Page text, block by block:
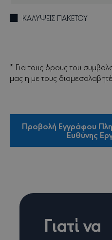
ΚΑΛΥΨΕΙΣ ΠΑΚΕΤΟΥ
* Για τους όρους του
μας ή με τους
Προβολή Εγγράφου
Ευθύνης
Γιατί να